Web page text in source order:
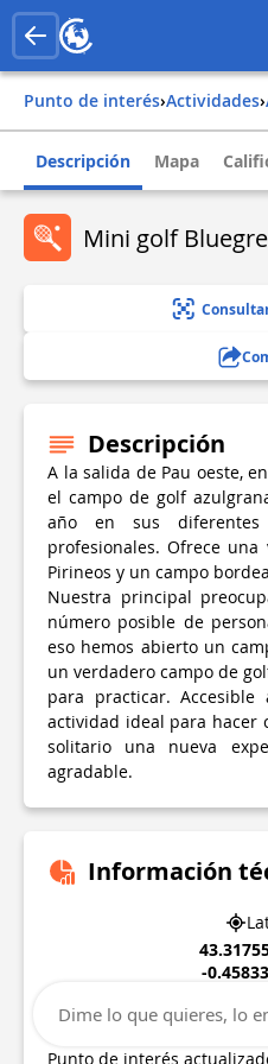
Punto de interés› Actividades›
Descripción Mapa
Mini golf
Descripción
A la salida de Pau oeste,
el campo de golf
año en sus
profesionales. Ofrece
Pirineos y un campo
Nuestra principal
número posible de
eso hemos abierto un
un verdadero campo de
para practicar.
actividad ideal para hacer
solitario una nueva
agradable.
Información
-
Domaine Saint Michel
Punto de interés
Dime lo que quieres, lo